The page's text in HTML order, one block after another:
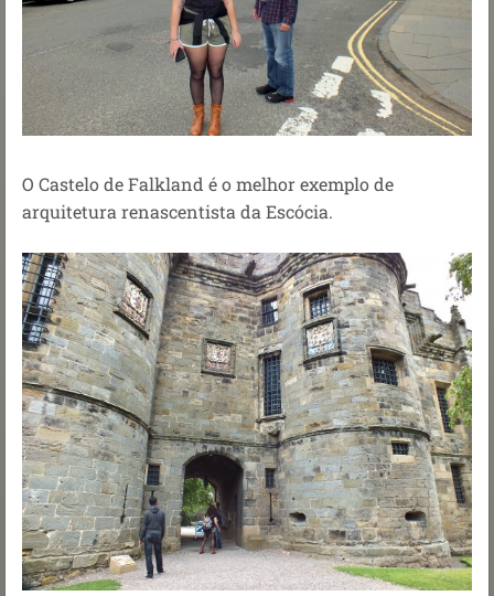
O Castelo de Falkland é o melhor exemplo de
arquitetura renascentista da Escócia.